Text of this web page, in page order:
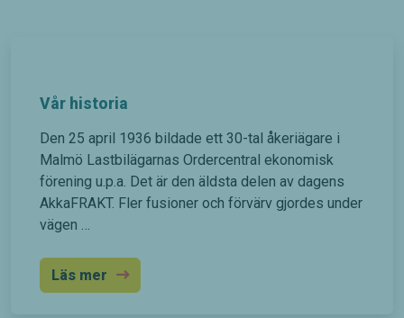
Vår historia
Den 25 april 1936 bildade ett 30-tal åkeriägare i
Malmö Lastbilägarnas Ordercentral ekonomisk
förening u.p.a. Det är den äldsta delen av dagens
AkkaFRAKT. Fler fusioner och förvärv gjordes under
vägen …
Läs mer